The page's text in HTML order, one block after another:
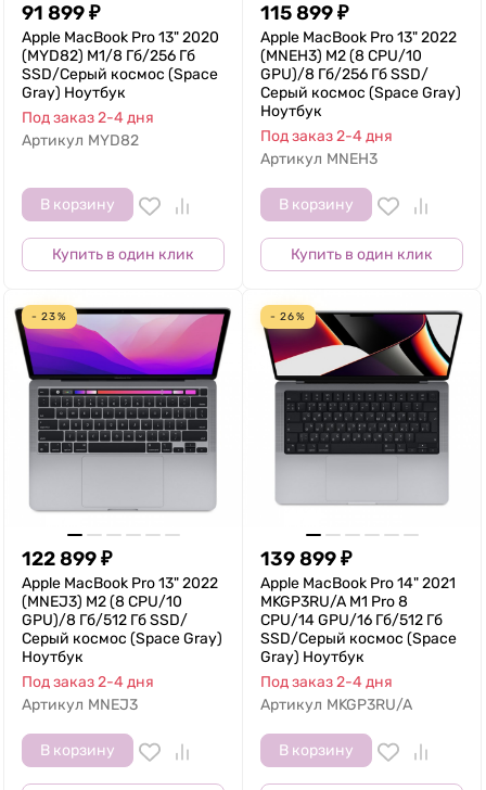
91 899₽
Apple MacBook Pro 13" 2020
(MYD82) M1/8 Гб/256 Гб
SSD/Серый космос (Space
Gray) Ноутбук
Под заказ 2-4 дня
Артикул MYD82
В корзину
Купить в один клик
115 899₽
Apple MacBook Pro 13" 2022
(MNEH3) M2 (8 CPU/10
GPU)/8 Гб/256 Гб SSD/
Серый космос (Space Gray)
Ноутбук
Под заказ 2-4 дня
Артикул MNEH3
В корзину
Купить в один клик
- 23%
122 899₽
Apple MacBook Pro 13" 2022
(MNEJ3) M2 (8 CPU/10
GPU)/8 Гб/512 Гб SSD/
Серый космос (Space Gray)
Ноутбук
Под заказ 2-4 дня
Артикул MNEJ3
В корзину
- 26%
139 899₽
Apple MacBook Pro 14" 2021
MKGP3RU/A M1 Pro 8
CPU/14 GPU/16 Гб/512 Гб
SSD/Серый космос (Space
Gray) Ноутбук
Под заказ 2-4 дня
Артикул MKGP3RU/A
В корзину